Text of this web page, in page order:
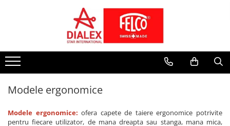
FOARFECE LA O MANA
Modele clasice
Modele Editie speciala
Modele ergonomice
Pentru recoltat si cizelat, snip
PIESE DE SCHIMB
Foarfece la o mana
Foarfece la doua maini
Fierastraie
Mentenanta
Inlocuire parti componente
Modele ergonomice
Modele ergonomice: ofera capete de taiere ergonomice potrivite
pentru fiecare utilizator, de mana dreapta sau stanga, mana mica,